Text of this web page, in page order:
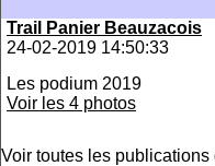
Trail Panier Beauzacois
24-02-2019 14:50:33
Les podium 2019
Voir les 4 photos
Voir toutes les